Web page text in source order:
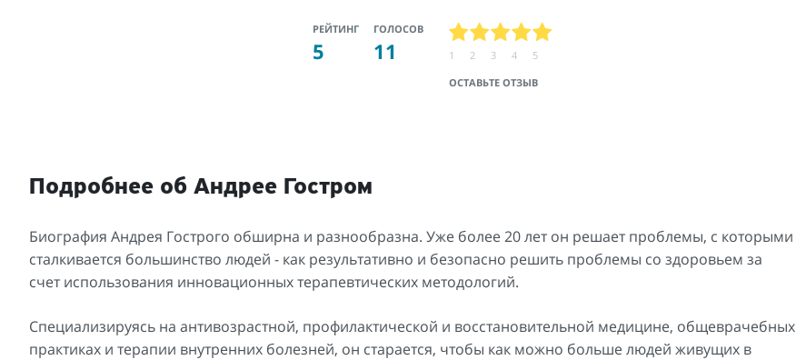
РЕЙТИНГ
5
ГОЛОСОВ
11
ОСТАВЬТЕ ОТЗЫВ
1 2 3 4 5
Подробнее об Андрее Гостром
Биография Андрея Гострого обширна и разнообразна. Уже более 20 лет он решает проблемы, с которыми
сталкивается большинство людей - как результативно и безопасно решить проблемы со здоровьем за
счет использования инновационных терапевтических методологий.
Специализируясь на антивозрастной, профилактической и восстановительной медицине, общеврачебных
практиках и терапии внутренних болезней, он старается, чтобы как можно больше людей живущих в